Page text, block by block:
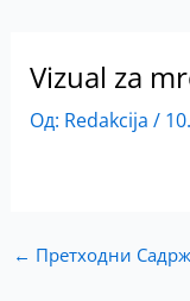
Vizual za
Од: Redakcija /
← Претходни